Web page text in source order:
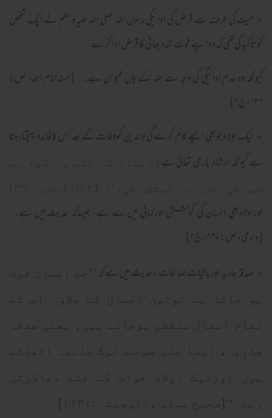
٭ میت کی طرف سے قرض کی ادائیگی رسول اللہ صلی اللہ علیہ وسلم نے ایک شخص
کوتاکید کی تھی کہ وہ اپنے فوت شدہ بھائی کاقرض ادا کرے
کیونکہ وہ عدم ادائیگی کی وجہ سے اللہ کے ہاں محبوس ہے۔ [مسندامام احمد، ص:
۱۳۶،ج۴]
٭ نیک اولادجوبھی اچھے کام کرے گی والدین کووفات کے بعد اس کافائدہ پہنچتارہتا
ہے کیونکہ ارشاد باری تعالیٰ ہے:
انسان کے لئے وہ کچھ ہے
جس کی اس نے کوشش کی۔‘‘ (۵۳/النجم: ۳۹)
اوراولادبھی انسان کی کوشش اورکمائی میں سے ہے، جیساکہ حدیث میں ہے۔
[دارمی، ص: ۲۴۷، ج۲]
٭ صدقہ جاریہ اورباقیات صالحات: حدیث میں ہے کہ ’’جب انسان فوت
ہو جاتا ہے توتین اعمال کے علاوہ اس کے
تمام اعمال منقطع ہوجاتے ہیں، یعنی صدقہ
جاریہ، ایسا علم جس سے لوگ فائدہ اٹھاتے
ہوں اورنیک اولاد جواس کے لئے دعاکرتی
رہے۔‘‘[صحیح مسلم ،الوصیتہ :۱۶۳۱]